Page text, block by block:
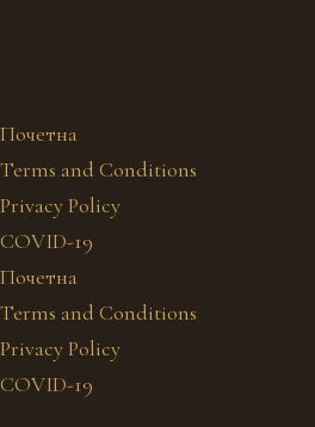
Почетна
Terms and Conditions
Privacy Policy
COVID-19
Почетна
Terms and Conditions
Privacy Policy
COVID-19